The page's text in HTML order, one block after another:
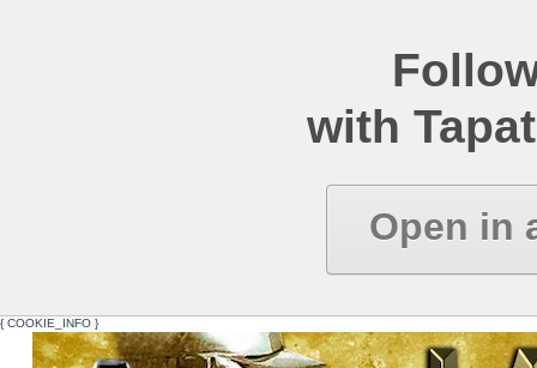
with
Open in
{ COOKIE_INFO }